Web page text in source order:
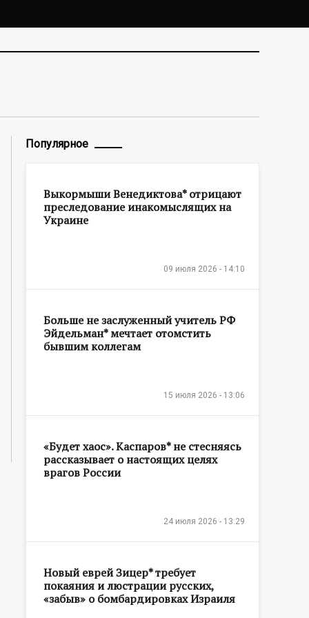
Популярное
Выкормыши Венедиктова* отрицают
преследование инакомыслящих на
Украине
09 июля 2026 - 14:10
Больше не заслуженный учитель РФ
Эйдельман* мечтает отомстить
бывшим коллегам
15 июля 2026 - 13:06
«Будет хаос». Каспаров* не стесняясь
рассказывает о настоящих целях
врагов России
24 июля 2026 - 13:29
Новый еврей Зицер* требует
покаяния и люстрации русских,
«забыв» о бомбардировках Израиля